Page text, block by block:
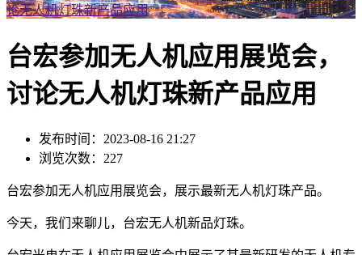
论无人机灯珠新产品应用
台宏参加无人机应用展览会，
讨论无人机灯珠新产品应用
发布时间：2023-08-16 21:27
浏览次数：227
台宏参加无人机应用展览会，展示最新无人机灯珠产品。
今天，我们来聊儿，台宏无人机新品灯珠。